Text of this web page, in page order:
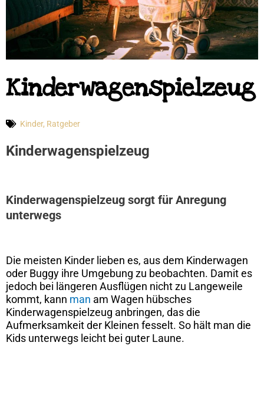
Kinderwagenspielzeug
Kinder, Ratgeber
Kinderwagenspielzeug
Kinderwagenspielzeug sorgt für Anregung
unterwegs
Die meisten Kinder lieben es, aus dem Kinderwagen
oder Buggy ihre Umgebung zu beobachten. Damit es
jedoch bei längeren Ausflügen nicht zu Langeweile
kommt, kann man am Wagen hübsches
Kinderwagenspielzeug anbringen, das die
Aufmerksamkeit der Kleinen fesselt. So hält man die
Kids unterwegs leicht bei guter Laune.